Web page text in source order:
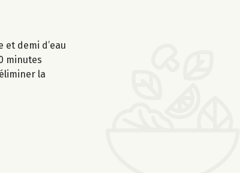
et demi d’eau
minutes
la